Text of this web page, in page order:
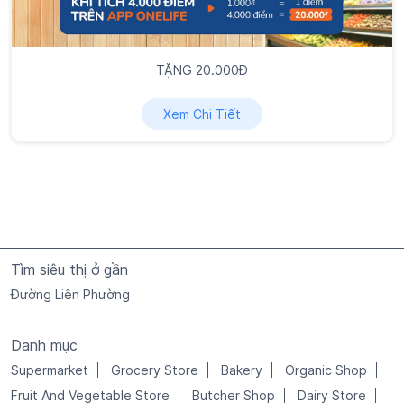
TẶNG 20.000Đ
Xem Chi Tiết
Tìm siêu thị ở gần
Đường Liên Phường
Danh mục
Supermarket Grocery Store Bakery
Organic Shop
Fruit And Vegetable Store
Butcher Shop
Dairy Store